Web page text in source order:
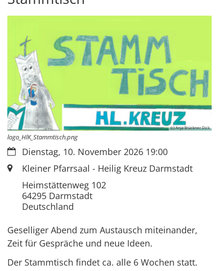
(c) Anja Brückner Dick
logo_HlK_Stammtisch.png
Datum:Dienstag, 10. November 2026 19:00
Ort: Kleiner Pfarrsaal - Heilig Kreuz Darmstadt
Heimstättenweg 102
64295 Darmstadt
Deutschland
Geselliger Abend zum Austausch miteinander,
Zeit für Gespräche und neue Ideen.
Der Stammtisch findet ca. alle 6 Wochen statt.